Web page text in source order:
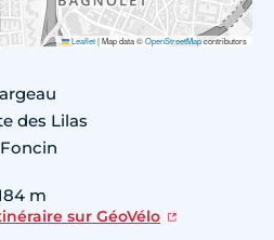
Leaflet|Map data ©OpenStreetMapcontributors
des Lilas
m
sur GéoVélo